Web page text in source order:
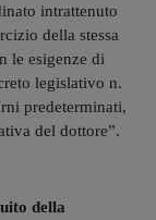
intrattenuto
della stessa
le esigenze di
legislativo n.
predeterminati,
del dottore”.
della